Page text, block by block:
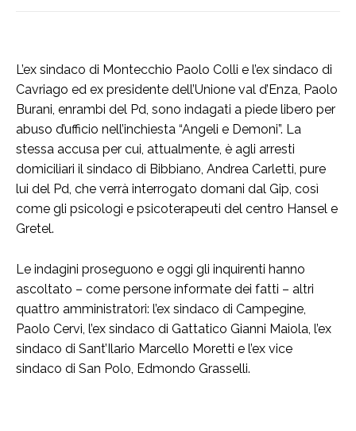
L’ex sindaco di Montecchio Paolo Colli e l’ex sindaco di
Cavriago ed ex presidente dell’Unione val d’Enza, Paolo
Burani, enrambi del Pd, sono indagati a piede libero per
abuso d’ufficio nell’inchiesta “Angeli e Demoni”. La
stessa accusa per cui, attualmente, è agli arresti
domiciliari il sindaco di Bibbiano, Andrea Carletti, pure
lui del Pd, che verrà interrogato domani dal Gip, così
come gli psicologi e psicoterapeuti del centro Hansel e
Gretel.
Le indagini proseguono e oggi gli inquirenti hanno
ascoltato – come persone informate dei fatti – altri
quattro amministratori: l’ex sindaco di Campegine,
Paolo Cervi, l’ex sindaco di Gattatico Gianni Maiola, l’ex
sindaco di Sant’Ilario Marcello Moretti e l’ex vice
sindaco di San Polo, Edmondo Grasselli.